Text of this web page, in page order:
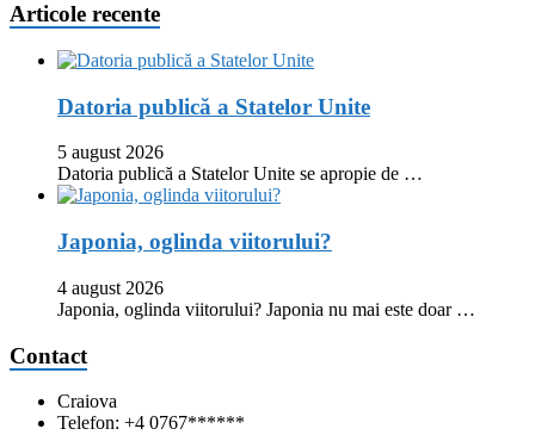
Articole recente
Datoria publică a Statelor Unite
5 august 2026
Datoria publică a Statelor Unite se apropie de …
Japonia, oglinda viitorului?
4 august 2026
Japonia, oglinda viitorului? Japonia nu mai este doar …
Contact
Craiova
Telefon: +4 0767******